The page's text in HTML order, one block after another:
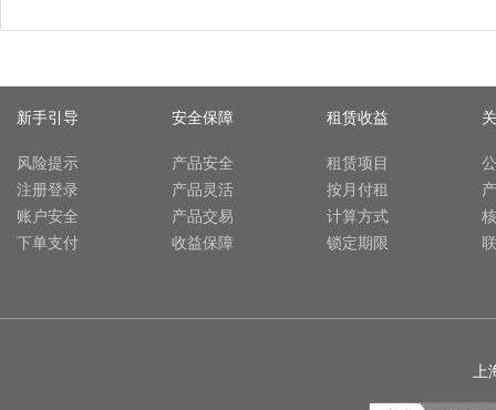
新手引导
风险提示
注册登录
账户安全
下单支付
安全保障
产品安全
产品灵活
产品交易
收益保障
租赁收益
租赁项目
按月付租
计算方式
锁定期限